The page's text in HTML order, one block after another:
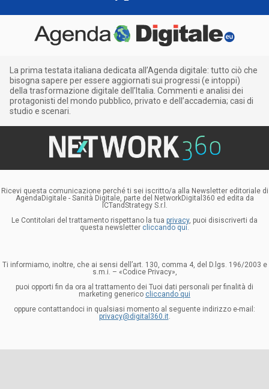
La prima testata italiana dedicata all’Agenda digitale: tutto ciò che
bisogna sapere per essere aggiornati sui progressi (e intoppi)
della trasformazione digitale dell’Italia. Commenti e analisi dei
protagonisti del mondo pubblico, privato e dell’accademia; casi di
studio e scenari.
Ricevi questa comunicazione perché ti sei iscritto/a alla Newsletter editoriale di
AgendaDigitale - Sanità Digitale, parte del NetworkDigital360 ed edita da
ICTandStrategy S.r.l.
Le Contitolari del trattamento rispettano la tua privacy, puoi disiscriverti da
questa newsletter cliccando qui.
Ti informiamo, inoltre, che ai sensi dell’art. 130, comma 4, del D.lgs. 196/2003 e
s.m.i. – «Codice Privacy»,
puoi opporti fin da ora al trattamento dei Tuoi dati personali per finalità di
marketing generico cliccando qui
oppure contattandoci in qualsiasi momento al seguente indirizzo e-mail:
privacy@digital360.it.